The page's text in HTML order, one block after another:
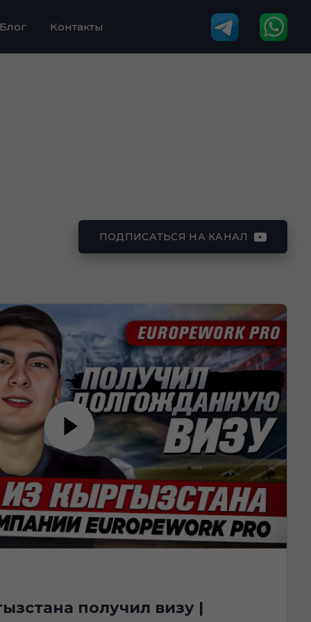
Контакты
ПОДПИСАТЬСЯ НА КАНАЛ